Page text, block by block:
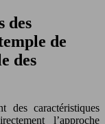
des
de
des
des caractéristiques
l’approche